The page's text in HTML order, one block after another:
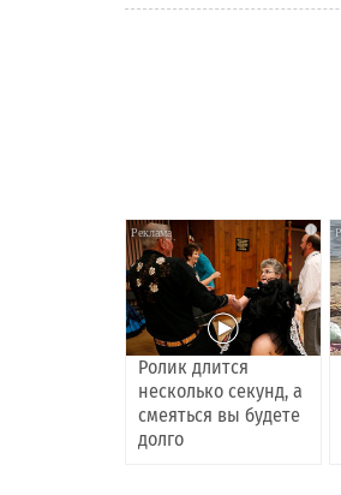
i
Ролик длится
несколько секунд, а
смеяться вы будете
долго